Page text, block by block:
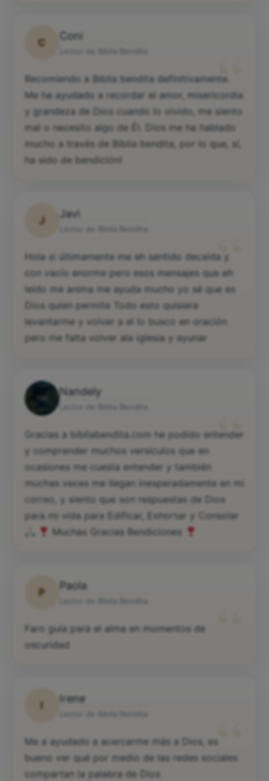
C
Coni
“
Recomiendo a Biblia bendita definitivamente.
Me ha ayudado a recordar el amor, misericordia
y grandeza de Dios cuando lo olvido, me siento
mal o necesito algo de Él. Dios me ha hablado
mucho a través de Biblia bendita, por lo que, sí,
ha sido de bendición!
J
Javi
“
Hola si últimamente me eh sentido decaída y
con vacío enorme pero esos mensajes que eh
leído me anima me ayuda mucho yo sé que es
Dios quien permite Todo esto quisiera
levantarme y volver a el lo busco en oración
pero me falta volver ala iglesia y ayunar
Nandely
“
Gracias a bibliabendita.com he podido entender
y comprender muchos versículos que en
ocasiones me cuesta entender y también
muchas veces me llegan inesperadamente en mi
correo, y siento que son respuestas de Dios
para mi vida para Edificar, Exhortar y Consolar
Muchas Gracias Bendiciones
P
Paola
Faro guía para el alma en momentos de
oscuridad
I
Irene
“
Me a ayudado a acercarme más a Dios, es
bueno ver qué por medio de las redes sociales
compartan la palabra de Dios